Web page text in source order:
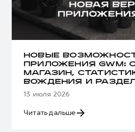
НОВЫЕ
ПРИЛОЖЕНИЯ GWM:
МАГАЗИН,
ВОЖДЕНИЯ И
13 июля 2026
Читать дальше